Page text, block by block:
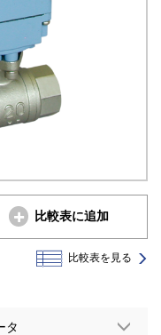
比較表に追加
比較表を見る
タ